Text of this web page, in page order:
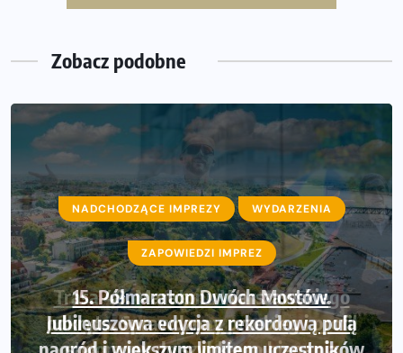
i Półmaraton Szczeciński. Wszystko, co warto wiedzieć
Zobacz podobne
NADCHODZĄCE IMPREZY WYDARZENIA
ZAPOWIEDZI IMPREZ
15. Półmaraton Dwóch Mostów.
Jubileuszowa edycja z rekordową pulą
NADCHODZĄCE IMPREZY WYDARZENIA
ZAPOWIEDZI IMPREZ
Trasa 48. Maratonu Warszawskiego
odkryta. Sprawdzony przebieg i profil